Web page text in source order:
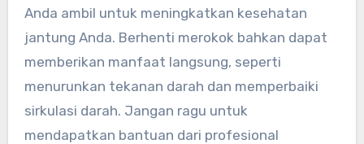
Anda ambil untuk meningkatkan kesehatan
jantung Anda. Berhenti merokok bahkan dapat
memberikan manfaat langsung, seperti
menurunkan tekanan darah dan memperbaiki
sirkulasi darah. Jangan ragu untuk
mendapatkan bantuan dari profesional